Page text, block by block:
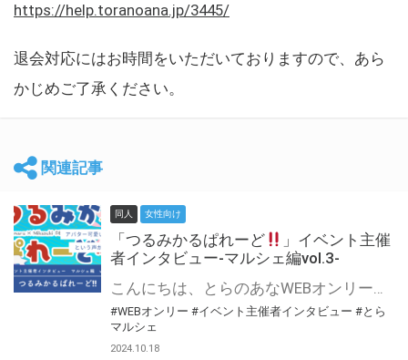
https://help.toranoana.jp/3445/
退会対応にはお時間をいただいておりますので、あら
かじめご了承ください。
関連記事
同人 女性向け
「つるみかるぱれーど
」イベント主催
者インタビュー-マルシェ編vol.3-
こんにちは、とらのあなWEBオンリー運営スタッフです。 新たにお届けする、イベント主催者インタビュー-マルシェ編-は、 とらのあなWEBオンリー「マルシェ」をご利用した主催様に 「マルシェ」を使って開催した感想や心がけをお聞きする企画です。 今回は、WEBオンリー初開催「つるみかるぱれーど
#WEBオンリー #イベント主催者インタビュー #とら
マルシェ
2024.10.18